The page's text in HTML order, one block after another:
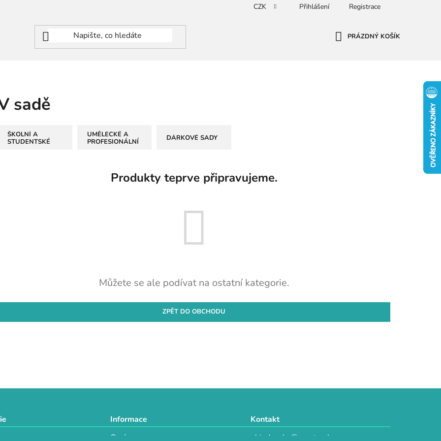
CZK Přihlášení Registrace
NÁKUPNÍ
PRÁZDNÝ KOŠÍK
sadě
ŠKOLNÍ A
STUDENTSKÉ
UMĚLECKÉ A
PROFESIONÁLNÍ
DÁRKOVÉ SADY
Produkty teprve připravujeme.
Můžete se ale podívat na ostatní kategorie.
ZPĚT DO OBCHODU
Informace
O nás
Kontakt
objednavky@e-vytvarka.cz